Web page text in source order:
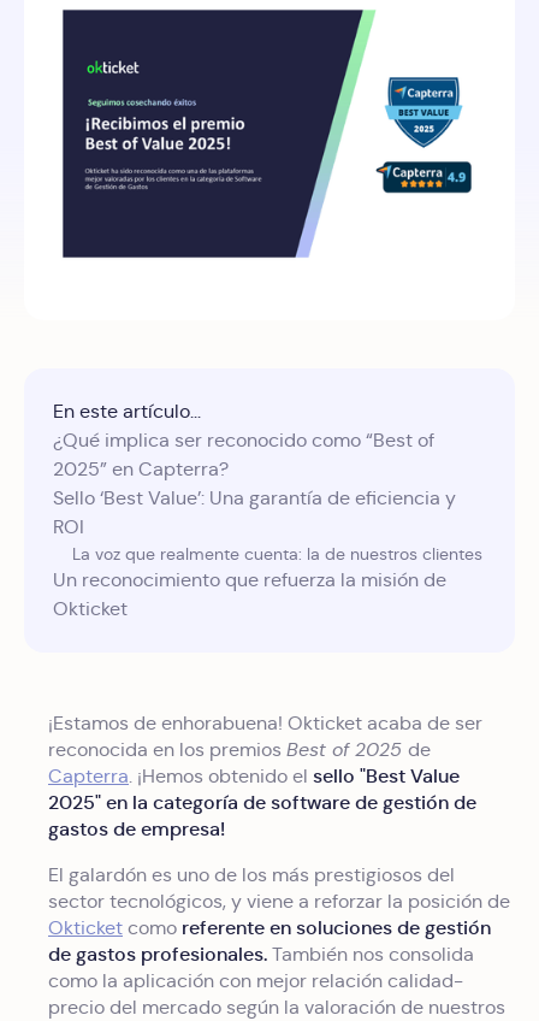
En este artículo...
¿Qué implica ser reconocido como “Best of
2025” en Capterra?
Sello ‘Best Value’: Una garantía de eficiencia y
ROI
La voz que realmente cuenta: la de nuestros clientes
Un reconocimiento que refuerza la misión de
Okticket
¡Estamos de enhorabuena! Okticket acaba de ser
reconocida en los premios Best of 2025 de
Capterra. ¡Hemos obtenido el sello "Best Value
2025" en la categoría de software de gestión de
gastos de empresa!
El galardón es uno de los más prestigiosos del
sector tecnológicos, y viene a reforzar la posición de
Okticket como referente en soluciones de gestión
de gastos profesionales. También nos consolida
como la aplicación con mejor relación calidad-
precio del mercado según la valoración de nuestros